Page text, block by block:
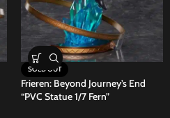
SOLD OUT
Frieren: Beyond Journey’s End
“PVC Statue 1/7 Fern”